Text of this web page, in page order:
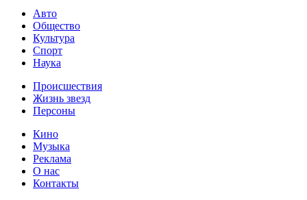
Авто
Общество
Культура
Спорт
Наука
Происшествия
Жизнь звезд
Персоны
Кино
Музыка
Реклама
О нас
Контакты